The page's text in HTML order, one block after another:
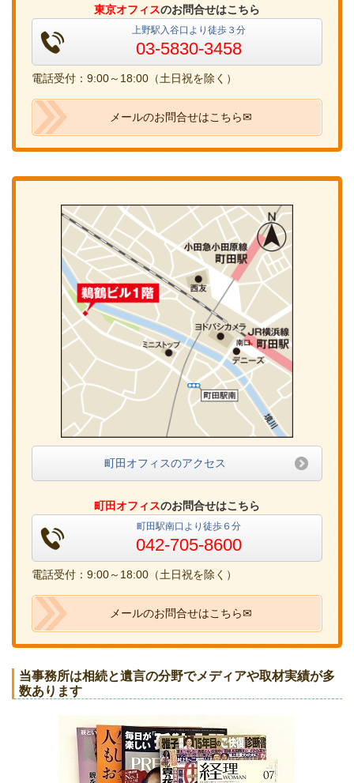
東京オフィスのお問合せはこちら
上野駅入谷口より徒歩３分
03-5830-3458
電話受付：9:00～18:00（土日祝を除く）
メールのお問合せはこちら✉
町田オフィスのアクセス
町田オフィスのお問合せはこちら
町田駅南口より徒歩６分
042-705-8600
電話受付：9:00～18:00（土日祝を除く）
メールのお問合せはこちら✉
当事務所は相続と遺言の分野でメディアや取材実績が多
数あります